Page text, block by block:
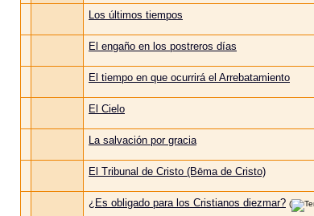
Los últimos tiempos
El engaño en los postreros días
El tiempo en que ocurrirá el Arrebatamiento
El Cielo
La salvación por gracia
El Tribunal de Cristo (Bēma de Cristo)
¿Es obligado para los Cristianos diezmar? (